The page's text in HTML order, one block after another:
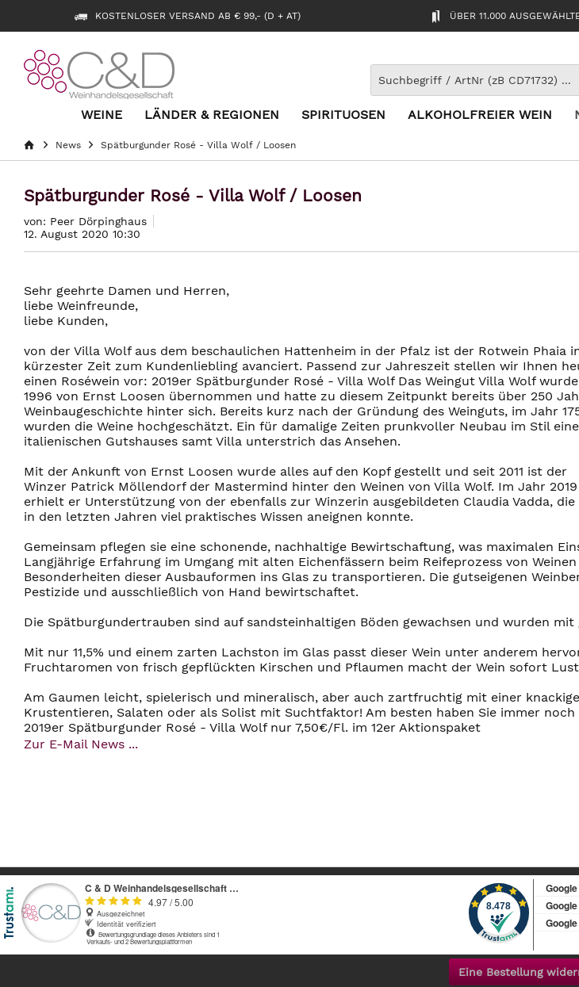
KOSTENLOSER VERSAND AB € 99,- (D + AT) ÜBER 11.000
WEINE LÄNDER & REGIONEN SPIRITUOSEN ALKOHOLFREIER WEIN
News Spätburgunder Rosé - Villa Wolf / Loosen
Spätburgunder Rosé - Villa Wolf / Loosen
von: Peer Dörpinghaus
12. August 2020 10:30
Sehr geehrte Damen und Herren,
liebe Weinfreunde,
liebe Kunden,
von der Villa Wolf aus dem beschaulichen Hattenheim in der Pfalz ist der Rotwein Phaia
kürzester Zeit zum Kundenliebling avanciert. Passend zur Jahreszeit stellen wir Ihnen
einen Roséwein vor: 2019er Spätburgunder Rosé - Villa Wolf Das Weingut Villa Wolf wurde
1996 von Ernst Loosen übernommen und hatte zu diesem Zeitpunkt bereits über 250
Weinbaugeschichte hinter sich. Bereits kurz nach der Gründung des Weinguts, im Jahr
wurden die Weine hochgeschätzt. Ein für damalige Zeiten prunkvoller Neubau im Stil
italienischen Gutshauses samt Villa unterstrich das Ansehen.
Mit der Ankunft von Ernst Loosen wurde alles auf den Kopf gestellt und seit 2011 ist der
Winzer Patrick Möllendorf der Mastermind hinter den Weinen von Villa Wolf. Im Jahr 2019
erhielt er Unterstützung von der ebenfalls zur Winzerin ausgebildeten Claudia Vadda, die
in den letzten Jahren viel praktisches Wissen aneignen konnte.
Gemeinsam pflegen sie eine schonende, nachhaltige Bewirtschaftung, was maximalen
Langjährige Erfahrung im Umgang mit alten Eichenfässern beim Reifeprozess von
Besonderheiten dieser Ausbauformen ins Glas zu transportieren. Die gutseigenen
Pestizide und ausschließlich von Hand bewirtschaftet.
Die Spätburgundertrauben sind auf sandsteinhaltigen Böden gewachsen und wurden
Mit nur 11,5% und einem zarten Lachston im Glas passt dieser Wein unter anderem
Fruchtaromen von frisch gepflückten Kirschen und Pflaumen macht der Wein sofort
Am Gaumen leicht, spielerisch und mineralisch, aber auch zartfruchtig mit einer
Krustentieren, Salaten oder als Solist mit Suchtfaktor! Am besten haben Sie immer
2019er Spätburgunder Rosé - Villa Wolf nur 7,50€/Fl. im 12er Aktionspaket
Zur E-Mail News ...
Eine Bestellung